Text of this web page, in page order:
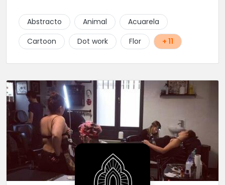
Abstracto Animal
Acuarela
Cartoon
Dot work Flor + 11